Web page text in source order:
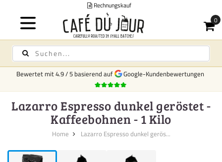
Bewertet mit4.9/5 basierend auf Google-Kundenbewertungen
Lazarro Espresso dunkel geröstet -
Kaffeebohnen - 1 Kilo
Home Lazarro Espresso dunkel gerös...